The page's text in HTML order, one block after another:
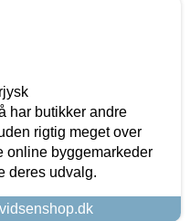
har butikker andre
rigtig meget over
online byggemarkeder
deres udvalg.